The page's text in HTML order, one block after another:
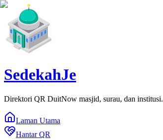
SedekahJe
Direktori QR DuitNow masjid, surau, dan institusi.
Laman Utama
Hantar QR